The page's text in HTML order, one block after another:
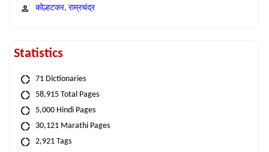
कोल्हटकर, राम्रचंद्र
Statistics
71 Dictionaries
58,915 Total Pages
5,000 Hindi Pages
30,121 Marathi Pages
2,921 Tags